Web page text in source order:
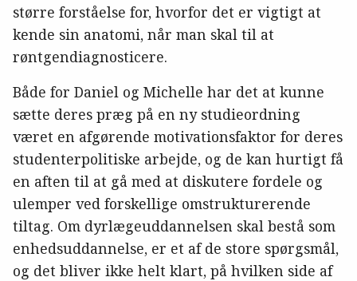
større forståelse for, hvorfor det er vigtigt at
kende sin anatomi, når man skal til at
røntgendiagnosticere.
Både for Daniel og Michelle har det at kunne
sætte deres præg på en ny studieordning
været en afgørende motivationsfaktor for deres
studenterpolitiske arbejde, og de kan hurtigt få
en aften til at gå med at diskutere fordele og
ulemper ved forskellige omstrukturerende
tiltag. Om dyrlægeuddannelsen skal bestå som
enhedsuddannelse, er et af de store spørgsmål,
og det bliver ikke helt klart, på hvilken side af